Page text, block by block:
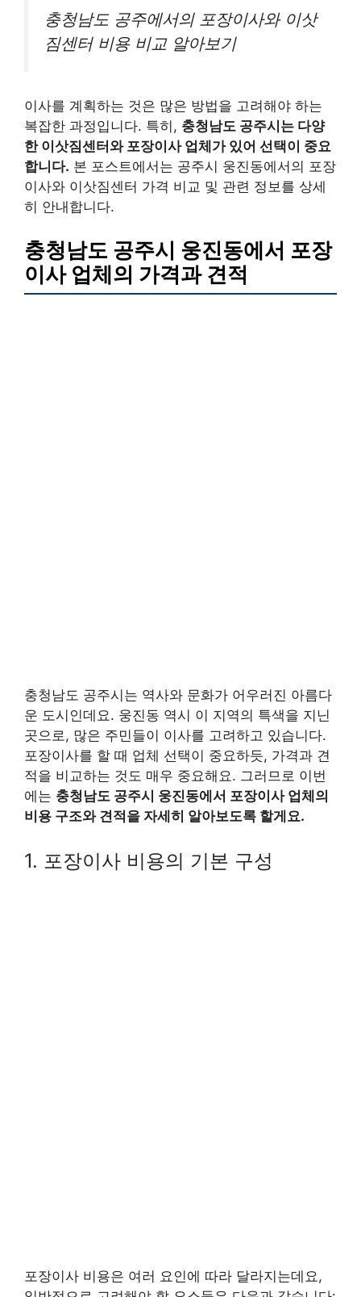
충청남도 공주에서의 포장이사와 이삿
짐센터 비용 비교 알아보기
이사를 계획하는 것은 많은 방법을 고려해야 하는
복잡한 과정입니다. 특히, 충청남도 공주시는 다양
한 이삿짐센터와 포장이사 업체가 있어 선택이 중요
합니다. 본 포스트에서는 공주시 웅진동에서의 포장
이사와 이삿짐센터 가격 비교 및 관련 정보를 상세
히 안내합니다.
충청남도 공주시 웅진동에서 포장
이사 업체의 가격과 견적
충청남도 공주시는 역사와 문화가 어우러진 아름다
운 도시인데요. 웅진동 역시 이 지역의 특색을 지닌
곳으로, 많은 주민들이 이사를 고려하고 있습니다.
포장이사를 할 때 업체 선택이 중요하듯, 가격과 견
적을 비교하는 것도 매우 중요해요. 그러므로 이번
에는 충청남도 공주시 웅진동에서 포장이사 업체의
비용 구조와 견적을 자세히 알아보도록 할게요.
1. 포장이사 비용의 기본 구성
포장이사 비용은 여러 요인에 따라 달라지는데요,